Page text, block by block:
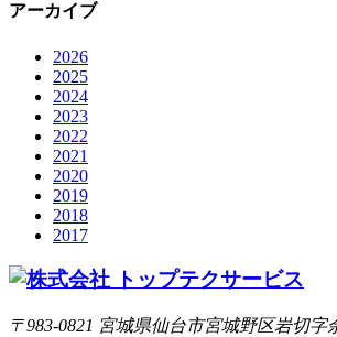
アーカイブ
2026
2025
2024
2023
2022
2021
2020
2019
2018
2017
〒983-0821 宮城県仙台市宮城野区岩切字